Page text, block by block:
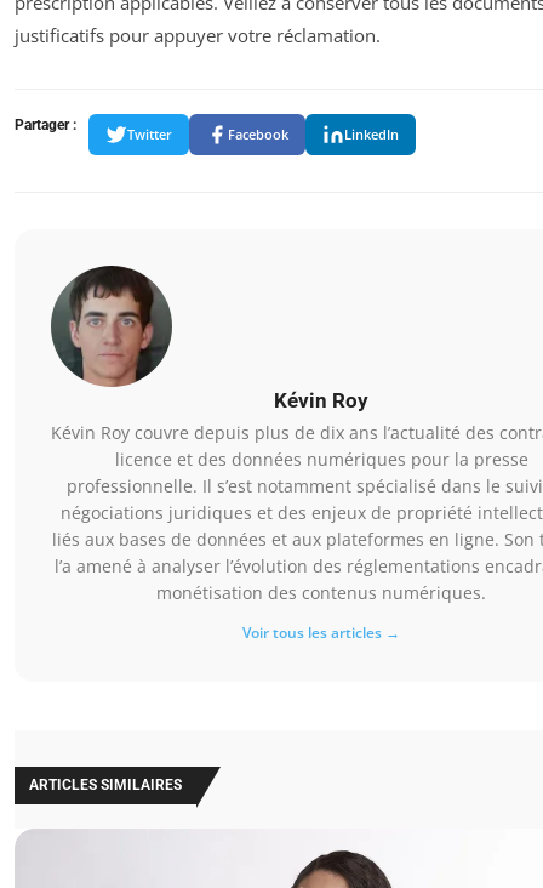
justificatifs pour appuyer votre réclamation.
Partager :
Twitter Facebook LinkedIn
Kévin Roy
Kévin Roy couvre depuis plus de dix ans l’actualité des
licence et des données numériques pour la presse
professionnelle. Il s’est notamment spécialisé dans le
négociations juridiques et des enjeux de propriété
liés aux bases de données et aux plateformes en ligne. Son
l’a amené à analyser l’évolution des réglementations
monétisation des contenus numériques.
Voir tous les articles →
ARTICLES SIMILAIRES